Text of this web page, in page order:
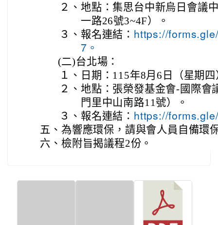
２、 地點：集思台中新烏日會議
一路26號3~4F）。
３、 報名連結： https://
7。
(二)台北場：
１、 日期：115年8月6日（星期
２、 地點：張榮發基金會-國際會
門里中山南路11號）。
３、 報名連結： https://
五、 為響應環保，請與會人員自備環
六、 檢附旨揭議程2份。